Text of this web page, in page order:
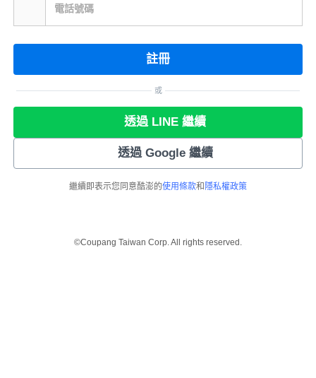
電話號碼
註冊
或
透過 LINE 繼續
透過 Google 繼續
繼續即表示您同意酷澎的使用條款和 隱私權政策
©Coupang Taiwan Corp. All rights reserved.